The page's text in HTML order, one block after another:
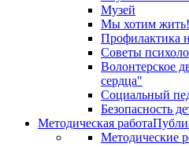
Музей
Мы хотим жить!
Профилактика
Советы
Волонтерское
сердца"
Социальный
Безопасность
Методическая работа
Методические